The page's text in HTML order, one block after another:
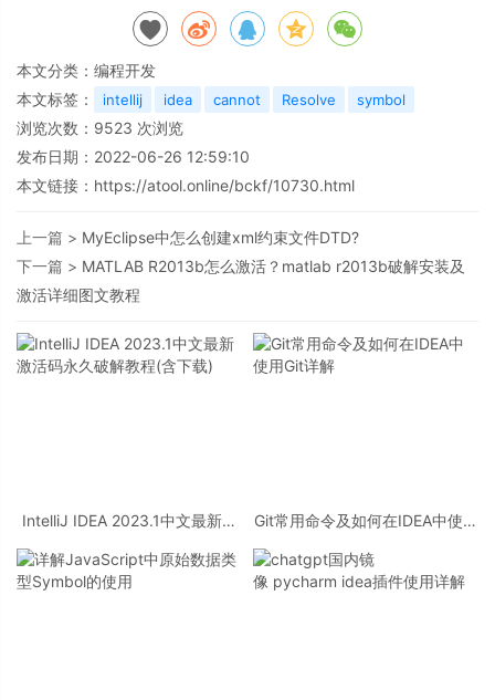
本文分类： 编程开发
本文标签：
intellij idea cannot Resolve symbol
浏览次数： 9523 次浏览
发布日期：2022-06-26 12:59:10
本文链接： https://atool.online/bckf/10730.html
上一篇 > MyEclipse中怎么创建xml约束文件DTD?
下一篇 > MATLAB R2013b怎么激活？matlab r2013b破解安装及
激活详细图文教程
IntelliJ IDEA 2023.1中文最新激
Git常用命令及如何在IDEA中使用